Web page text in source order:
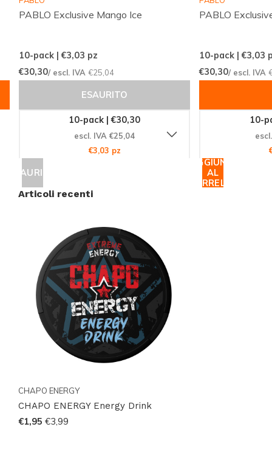
energizzante di fiducia. Esplora la nostra vasta
e ricevi il tuo ordine rapidamente e in perfette
condizioni. Non aspettare oltre, prova ora CHAPO
ENERGY e vivi l'energia come mai prima d'ora!
PABLO Exclusive Mango Ice
10-pack | €3,03 pz
€30,30/ escl. IVA€25,04
ESAURITO
10-pack | €30,30
escl. IVA €25,04
€3,03 pz
ESAURITO
PABLO
10-pack | €3,03
€30,30/ escl. IVA
10-
AGGIUNGI
AL
CARRELLO
Articoli recenti
CHAPO ENERGY
CHAPO ENERGY Energy Drink
€1,95 €3,99